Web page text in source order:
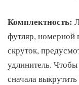
Комплектность:
футляр, номерной
скруток,
удлинитель.
сначала